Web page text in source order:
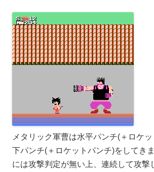
メタリック軍曹は水平パンチ(＋ロケ
下パンチ(＋ロケットパンチ)をしてき
には攻撃判定が無い上、連続して攻撃